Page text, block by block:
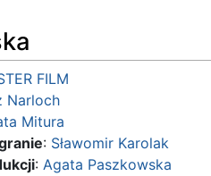
FILM
Narloch
Mitura
: Sławomir Karolak
: Agata Paszkowska